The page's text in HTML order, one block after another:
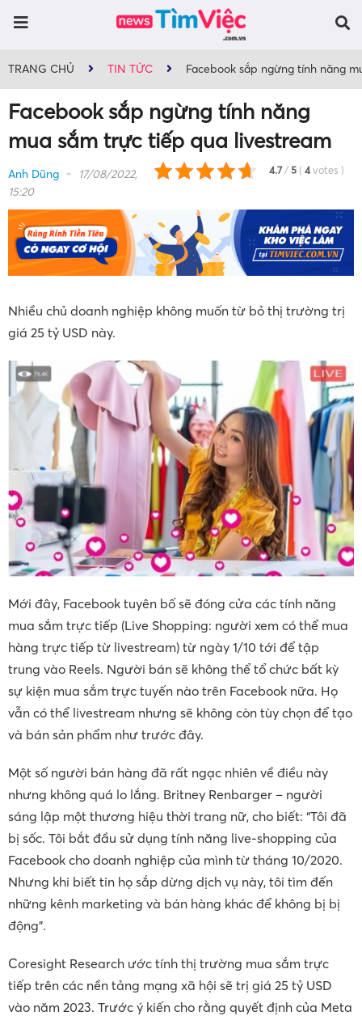
TRANG CHỦ TIN TỨC Facebook sắp ngừng tính năng
Facebook sắp ngừng tính năng
mua sắm trực tiếp qua livestream
4.7 / 5 ( 4 votes )
Anh Dũng
17/08/2022,
15:20
Nhiều chủ doanh nghiệp không muốn từ bỏ thị trường trị
giá 25 tỷ USD này.
Mới đây, Facebook tuyên bố sẽ đóng cửa các tính năng
mua sắm trực tiếp (Live Shopping: người xem có thể mua
hàng trực tiếp từ livestream) từ ngày 1/10 tới để tập
trung vào Reels. Người bán sẽ không thể tổ chức bất kỳ
sự kiện mua sắm trực tuyến nào trên Facebook nữa. Họ
vẫn có thể livestream nhưng sẽ không còn tùy chọn để tạo
và bán sản phẩm như trước đây.
Một số người bán hàng đã rất ngạc nhiên về điều này
nhưng không quá lo lắng. Britney Renbarger – người
sáng lập một thương hiệu thời trang nữ, cho biết: “Tôi đã
bị sốc. Tôi bắt đầu sử dụng tính năng live-shopping của
Facebook cho doanh nghiệp của mình từ tháng 10/2020.
Nhưng khi biết tin họ sắp dừng dịch vụ này, tôi tìm đến
những kênh marketing và bán hàng khác để không bị bị
động”.
Coresight Research ước tính thị trường mua sắm trực
tiếp trên các nền tảng mạng xã hội sẽ trị giá 25 tỷ USD
vào năm 2023. Trước ý kiến cho rằng quyết định của Meta